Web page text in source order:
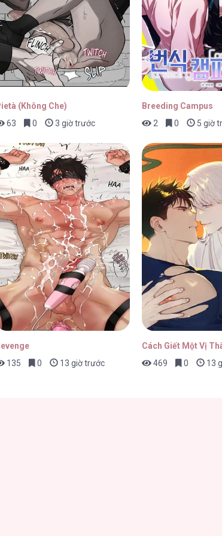
(Không Che)
63
0 3 giờ trước
Breeding Campus
2
0 5 giờ
135
0 13 giờ trước
Cách Giết Một Vị
469
0 13